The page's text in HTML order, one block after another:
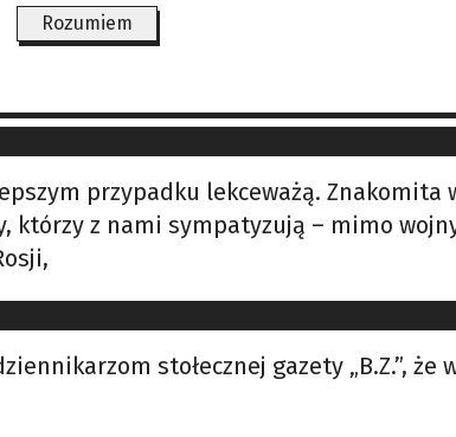
błota walą moździerze i latają
i zagłuszania dronów,
przypadku lekceważą. Znakomita
którzy z nami sympatyzują – mimo
stołecznej gazety „B.Z.”,
Rozumiem